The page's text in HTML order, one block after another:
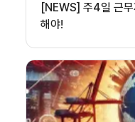
[NEWS] 주4일 근무
해야!